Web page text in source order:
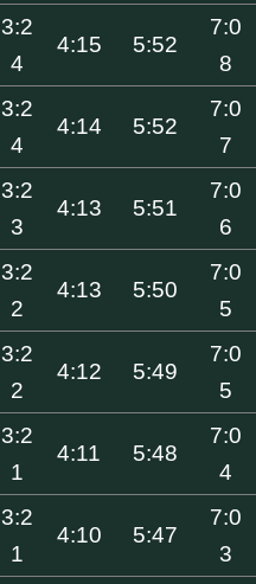
3:2
4
4:15 5:52
7:0
8
3:2
4
4:14 5:52
7:0
7
3:2
3
4:13 5:51
7:0
6
3:2
2
4:13 5:50
7:0
5
3:2
2
4:12 5:49
7:0
5
3:2
1
4:11 5:48
7:0
4
3:2
1
4:10 5:47
7:0
3